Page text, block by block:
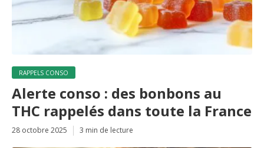
RAPPELS CONSO
Alerte conso : des bonbons au
THC rappelés dans toute la France
28 octobre 2025 3 min de lecture